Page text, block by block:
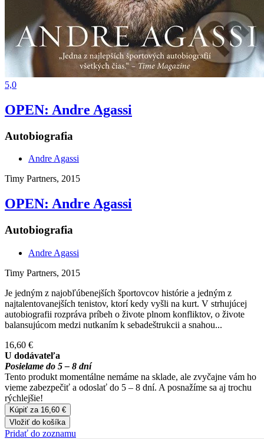
5,0
OPEN: Andre Agassi
Autobiografia
Andre Agassi
Timy Partners, 2015
OPEN: Andre Agassi
Autobiografia
Andre Agassi
Timy Partners, 2015
Je jedným z najobľúbenejších športovcov histórie a jedným z
najtalentovanejších tenistov, ktorí kedy vyšli na kurt. V strhujúcej
autobiografii rozpráva príbeh o živote plnom konfliktov, o živote
balansujúcom medzi nutkaním k sebadeštrukcii a snahou...
16,60 €
U dodávateľa
Posielame do 5 – 8 dní
Tento produkt momentálne nemáme na sklade, ale zvyčajne vám ho
vieme zabezpečiť a odoslať do 5 – 8 dní. A posnažíme sa aj trochu
rýchlejšie!
Kúpiť za 16,60 €
Vložiť do košíka
Pridať do zoznamu